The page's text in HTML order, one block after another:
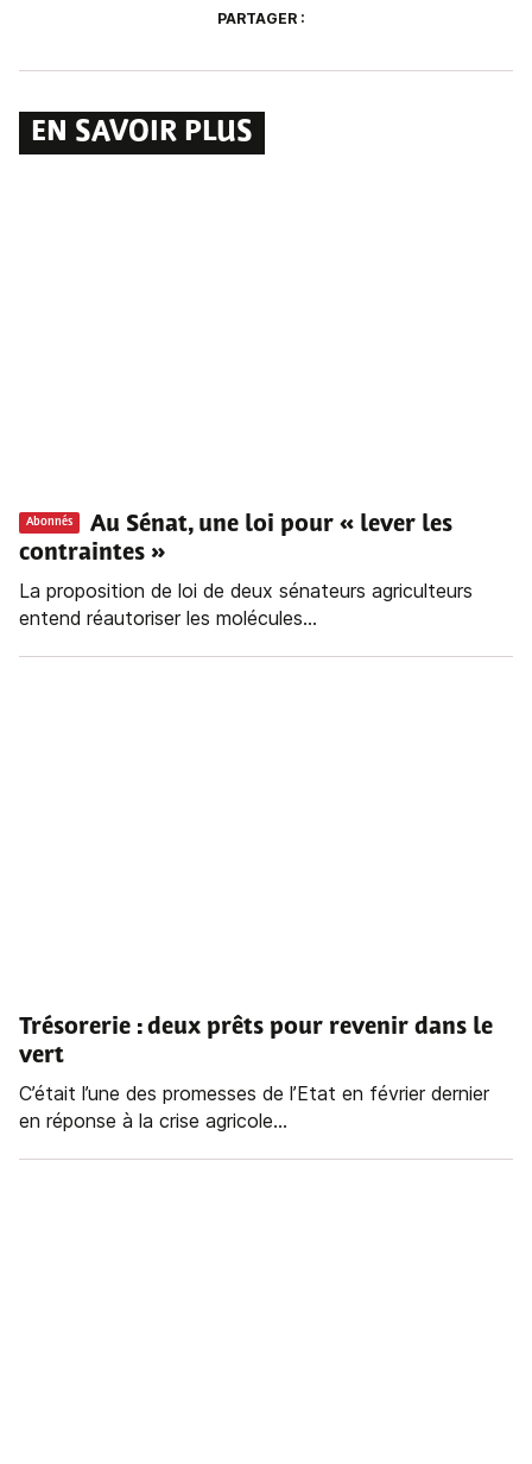
PARTAGER :
EN SAVOIR PLUS
Abonnés
Au Sénat, une loi pour « lever les
contraintes »
La proposition de loi de deux sénateurs agriculteurs
entend réautoriser les molécules...
Trésorerie : deux prêts pour revenir dans le
vert
C’était l’une des promesses de l’Etat en février dernier
en réponse à la crise agricole...